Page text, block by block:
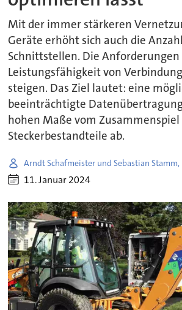
Mit der immer stärkeren
Geräte erhöht sich auch die
Schnittstellen. Die Anforderungen
Leistungsfähigkeit von
steigen. Das Ziel lautet: eine
beeinträchtigte
hohen Maße vom
Steckerbestandteile ab.
Arndt Schafmeister und Sebastian
11. Januar 2024